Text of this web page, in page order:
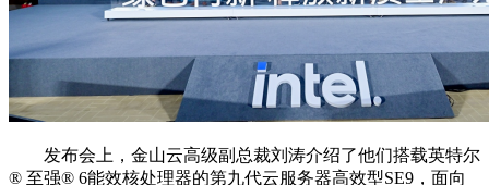
发布会上，金山云高级副总裁刘涛介绍了他们搭载英特尔
®️ 至强®️ 6能效核处理器的第九代云服务器高效型SE9，面向